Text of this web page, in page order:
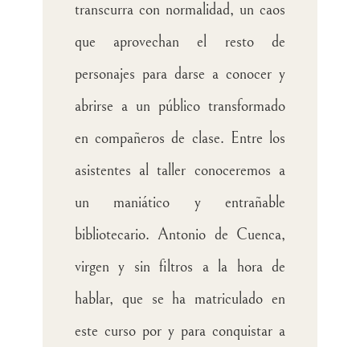
transcurra con normalidad, un caos
que aprovechan el resto de
personajes para darse a conocer y
abrirse a un público transformado
en compañeros de clase. Entre los
asistentes al taller conoceremos a
un maniático y entrañable
bibliotecario. Antonio de Cuenca,
virgen y sin filtros a la hora de
hablar, que se ha matriculado en
este curso por y para conquistar a